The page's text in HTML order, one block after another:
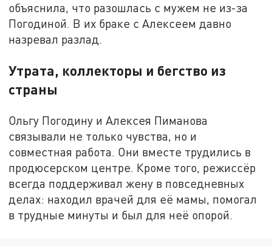
объяснила, что разошлась с мужем не из-за
Погодиной. В их браке с Алексеем давно
назревал разлад.
Утрата, коллекторы и бегство из
страны
Ольгу Погодину и Алексея Пиманова
связывали не только чувства, но и
совместная работа. Они вместе трудились в
продюсерском центре. Кроме того, режиссёр
всегда поддерживал жену в повседневных
делах: находил врачей для её мамы, помогал
в трудные минуты и был для неё опорой.